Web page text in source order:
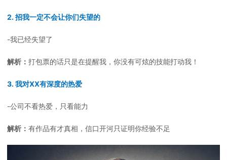
2. 招我一定不会让你们失望的
-我已经失望了
解析： 打包票的话只是在提醒我，你没有可炫的技能打动我！
3. 我对XX有深度的热爱
-公司不看热爱，只看能力
解析： 有作品有才真相，信口开河只证明你经验不足